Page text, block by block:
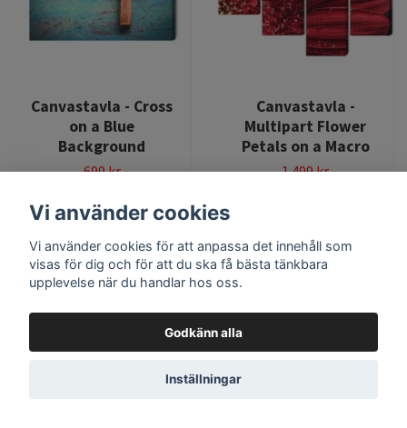
Canvastavla - Cross
on a Blue
Background
699 kr
Leverans inom 3–7
Lägg i korgen
Canvastavla -
Multipart Flower
Petals on a Macro
1 499 kr
Lägg i korgen
Vi använder cookies
Vi använder cookies för att anpassa det innehåll som
visas för dig och för att du ska få bästa tänkbara
upplevelse när du handlar hos oss.
Godkänn alla
Inställningar